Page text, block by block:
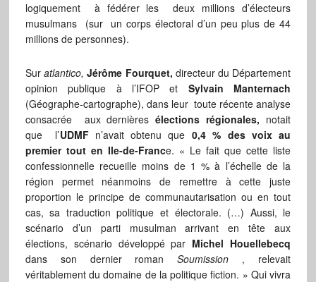
logiquement à fédérer les deux millions d’électeurs
musulmans (sur un corps électoral d’un peu plus de 44
millions de personnes).
Suratlantico, Jérôme Fourquet, directeur du Département
opinion publique à l’IFOP et Sylvain Manternach
(Géographe-cartographe), dans leur toute récente analyse
consacrée aux dernières élections régionales, notait
que l’UDMFn’avait obtenu que 0,4 % des voix au
premier tout en Ile-de-France. « Le fait que cette liste
confessionnelle recueille moins de 1 % à l’échelle de la
région permet néanmoins de remettre à cette juste
proportion le principe de communautarisation ou en tout
cas, sa traduction politique et électorale. (…) Aussi, le
scénario d’un parti musulman arrivant en tête aux
élections, scénario développé par Michel Houellebecq
dans son dernier romanSoumission , relevait
véritablement du domaine de la politique fiction. » Qui vivra